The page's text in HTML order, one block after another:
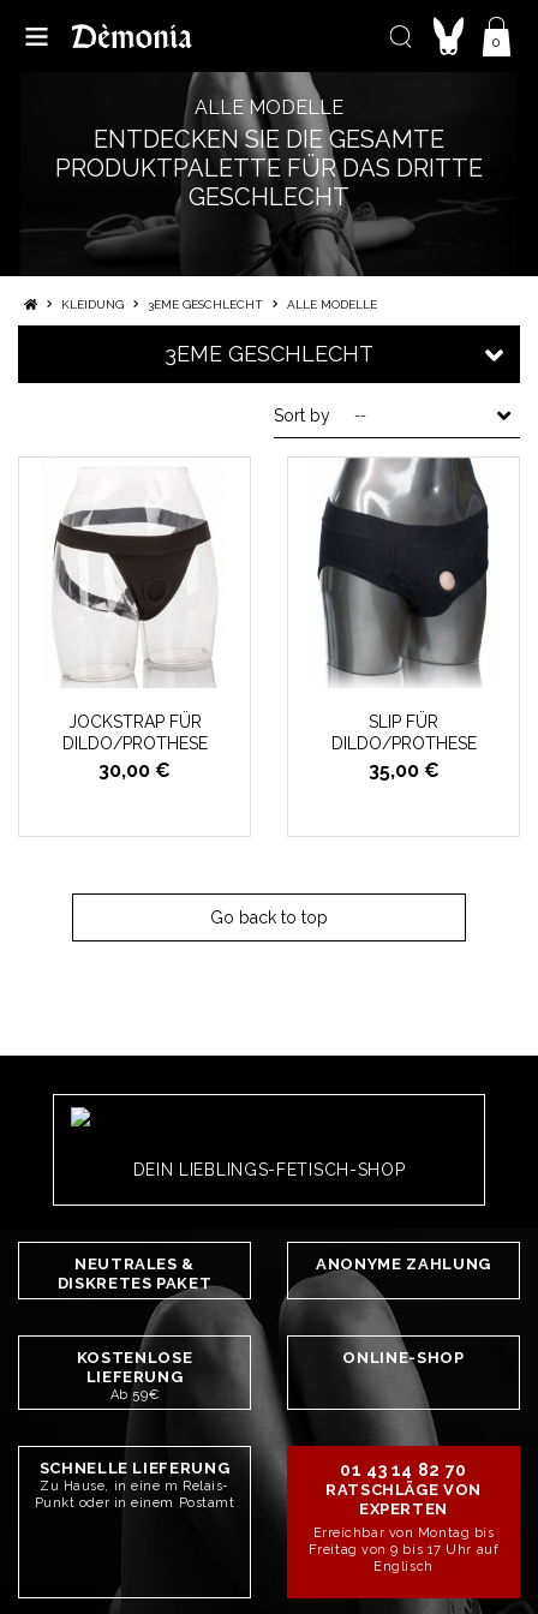
0
ALLE MODELLE
ENTDECKEN SIE DIE GESAMTE
PRODUKTPALETTE FÜR DAS DRITTE
GESCHLECHT
KLEIDUNG 3EME GESCHLECHT ALLE MODELLE
3EME GESCHLECHT
Sort by --
JOCKSTRAP FÜR
DILDO/PROTHESE
30,00 €
SLIP FÜR
DILDO/PROTHESE
35,00 €
Go back to top
DEIN LIEBLINGS-FETISCH-SHOP
NEUTRALES &
DISKRETES PAKET
ANONYME ZAHLUNG
KOSTENLOSE
LIEFERUNG
Ab 59€
ONLINE-SHOP
SCHNELLE LIEFERUNG
Zu Hause, in eine m Relais-
Punkt oder in einem Postamt
01 43 14 82 70
RATSCHLÄGE VON
EXPERTEN
Erreichbar von Montag bis
Freitag von 9 bis 17 Uhr auf
Englisch